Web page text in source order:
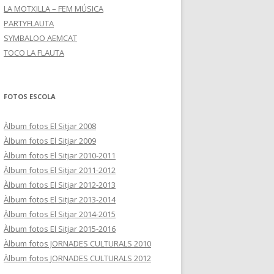
LA MOTXILLA – FEM MÚSICA
PARTYFLAUTA
SYMBALOO AEMCAT
TOCO LA FLAUTA
FOTOS ESCOLA
Àlbum fotos El Sitjar 2008
Àlbum fotos El Sitjar 2009
Àlbum fotos El Sitjar 2010-2011
Àlbum fotos El Sitjar 2011-2012
Àlbum fotos El Sitjar 2012-2013
Àlbum fotos El Sitjar 2013-2014
Àlbum fotos El Sitjar 2014-2015
Àlbum fotos El Sitjar 2015-2016
Àlbum fotos JORNADES CULTURALS 2010
Àlbum fotos JORNADES CULTURALS 2012